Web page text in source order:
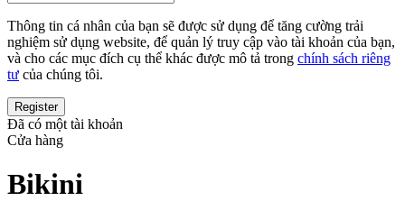
Thông tin cá nhân của bạn sẽ được sử dụng để tăng cường trải
nghiệm sử dụng website, để quản lý truy cập vào tài khoản của bạn,
và cho các mục đích cụ thể khác được mô tả trong chính sách riêng
tư của chúng tôi.
Đã có một tài khoản
Cửa hàng
Bikini